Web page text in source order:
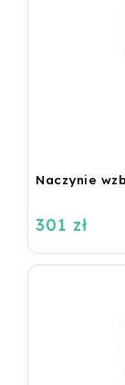
Naczynie
301 zł